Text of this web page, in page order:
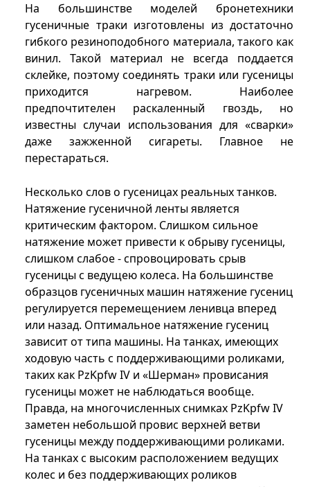
На большинстве моделей бронетехники
гусеничные траки изготовлены из достаточно
гибкого резиноподобного материала, такого как
винил. Такой материал не всегда поддается
склейке, поэтому соединять траки или гусеницы
приходится нагревом. Наиболее
предпочтителен раскаленный гвоздь, но
известны случаи использования для «сварки»
даже зажженной сигареты. Главное не
перестараться.
Несколько слов о гусеницах реальных танков.
Натяжение гусеничной ленты является
критическим фактором. Слишком сильное
натяжение может привести к обрыву гусеницы,
слишком слабое - спровоцировать срыв
гусеницы с ведущею колеса. На большинстве
образцов гусеничных машин натяжение гусениц
регулируется перемещением ленивца вперед
или назад. Оптимальное натяжение гусениц
зависит от типа машины. На танках, имеющих
ходовую часть с поддерживающими роликами,
таких как PzKpfw IV и «Шерман» провисания
гусеницы может не наблюдаться вообще.
Правда, на многочисленных снимках PzKpfw IV
заметен небольшой провис верхней ветви
гусеницы между поддерживающими роликами.
На танках с высоким расположением ведущих
колес и без поддерживающих роликов